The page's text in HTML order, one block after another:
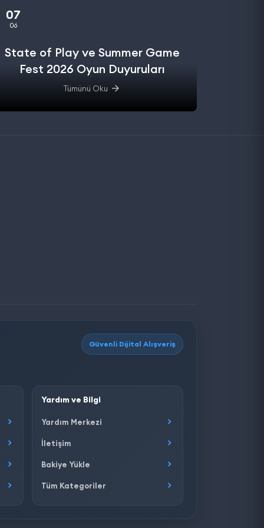
07
06
State of Play ve Summer Game
Fest 2026 Oyun Duyuruları
Tümünü Oku
Güvenli Dijital Alışveriş
Yardım ve Bilgi
Yardım Merkezi
İletişim
Bakiye Yükle
Tüm Kategoriler